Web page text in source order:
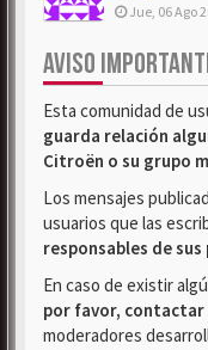
Jue, 06 Ago
AVISO
Esta comunidad de
guarda relación
Citroën o su grupo
Los mensajes
usuarios que las
responsables de
En caso de existir
por favor,
moderadores